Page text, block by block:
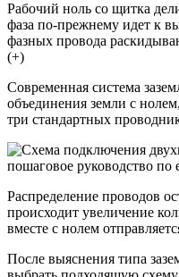
Рабочий ноль со щитка
фаза по-прежнему идет к
фазных провода
(+)
Современная система
объединения земли с
три стандартных
Распределение проводов
происходит увеличение
вместе с нолем
После выяснения типа